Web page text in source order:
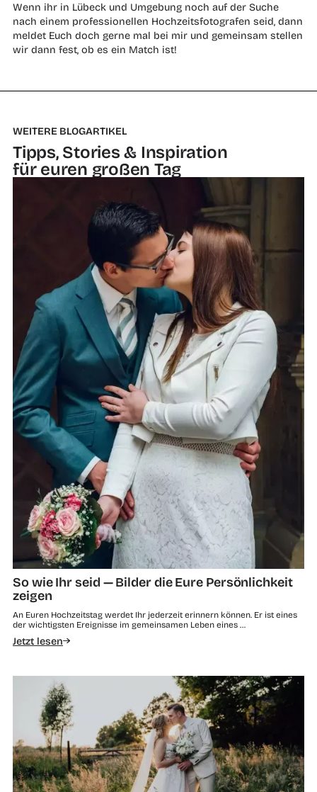
Wenn ihr in Lübeck und Umgebung noch auf der Suche
nach einem professionellen Hochzeitsfotografen seid, dann
meldet Euch doch gerne mal bei mir und gemeinsam stellen
wir dann fest, ob es ein Match ist!
WEITERE BLOGARTIKEL
Tipps, Stories & Inspiration
für euren großen Tag
So wie Ihr seid — Bilder die Eure Persönlichkeit
zeigen
An Euren Hochzeitstag werdet Ihr jederzeit erinnern können. Er ist eines
der wichtigsten Ereignisse im gemeinsamen Leben eines …
Jetzt lesen